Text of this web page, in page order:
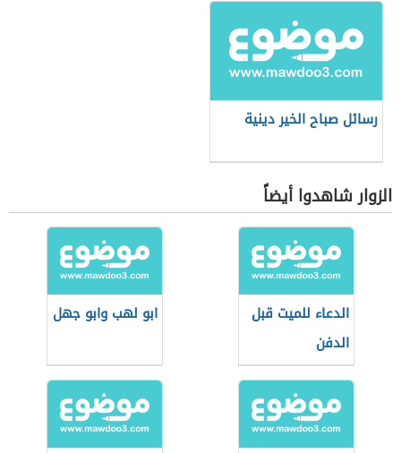
رسائل صباح الخير دينية
الزوار شاهدوا أيضاً
الدعاء للميت قبل
الدفن
ابو لهب وابو جهل